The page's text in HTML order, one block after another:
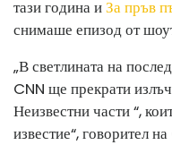
тази година иЗа пръв
снимаше епизод от
„В светлината на
CNN ще прекрати
Неизвестни части “,
известие“, говорител